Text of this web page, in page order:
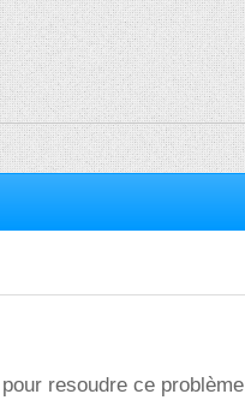
resoudre ce problème